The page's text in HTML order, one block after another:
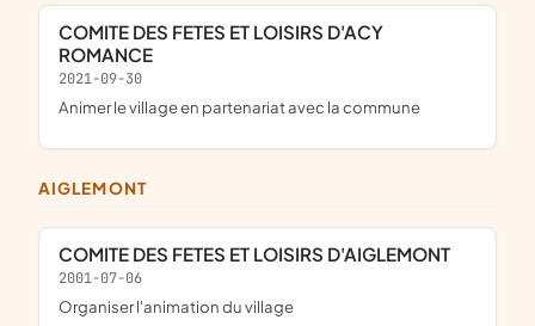
COMITE DES FETES ET LOISIRS D'ACY
ROMANCE
2021-09-30
animer le village en partenariat avec la commune
AIGLEMONT
COMITE DES FETES ET LOISIRS D'AIGLEMONT
2001-07-06
Organiser l'animation du village